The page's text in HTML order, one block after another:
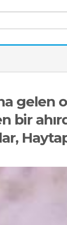
gelen
bir